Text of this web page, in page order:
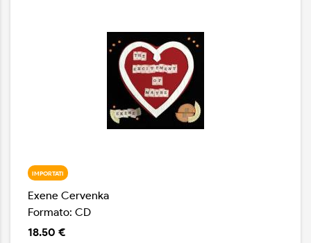
IMPORTATI
Exene Cervenka
Formato: CD
18.50 €